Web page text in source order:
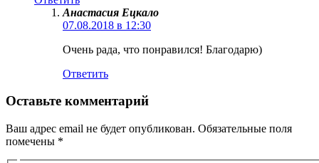
Анастасия Ецкало
07.08.2018 в 12:30
Очень рада, что понравился! Благодарю)
Ответить
Оставьте комментарий
Ваш адрес email не будет опубликован. Обязательные поля
помечены *